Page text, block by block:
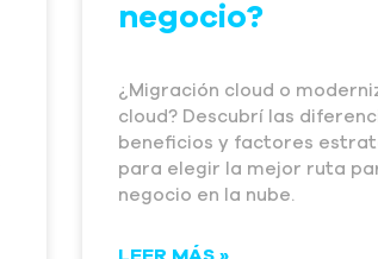
negocio?
¿Migración cloud o
cloud? Descubrí las
beneficios y factores
para elegir la mejor ruta
negocio en la nube.
LEER MÁS »